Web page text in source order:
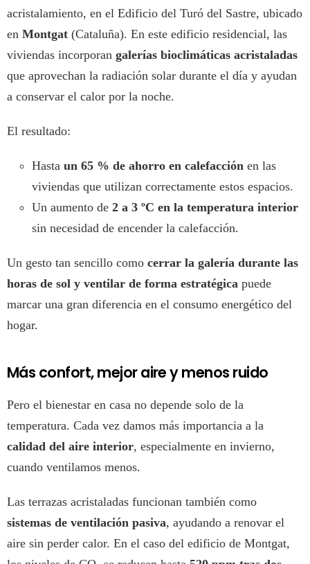
acristalamiento, en el Edificio del Turó del Sastre, ubicado
en Montgat (Cataluña). En este edificio residencial, las
viviendas incorporan galerías bioclimáticas acristaladas
que aprovechan la radiación solar durante el día y ayudan
a conservar el calor por la noche.
El resultado:
Hasta un 65 % de ahorro en calefacción en las
viviendas que utilizan correctamente estos espacios.
Un aumento de 2 a 3 ºC en la temperatura interior
sin necesidad de encender la calefacción.
Un gesto tan sencillo como cerrar la galería durante las
horas de sol y ventilar de forma estratégica puede
marcar una gran diferencia en el consumo energético del
hogar.
Más confort, mejor aire y menos ruido
Pero el bienestar en casa no depende solo de la
temperatura. Cada vez damos más importancia a la
calidad del aire interior, especialmente en invierno,
cuando ventilamos menos.
Las terrazas acristaladas funcionan también como
sistemas de ventilación pasiva, ayudando a renovar el
aire sin perder calor. En el caso del edificio de Montgat,